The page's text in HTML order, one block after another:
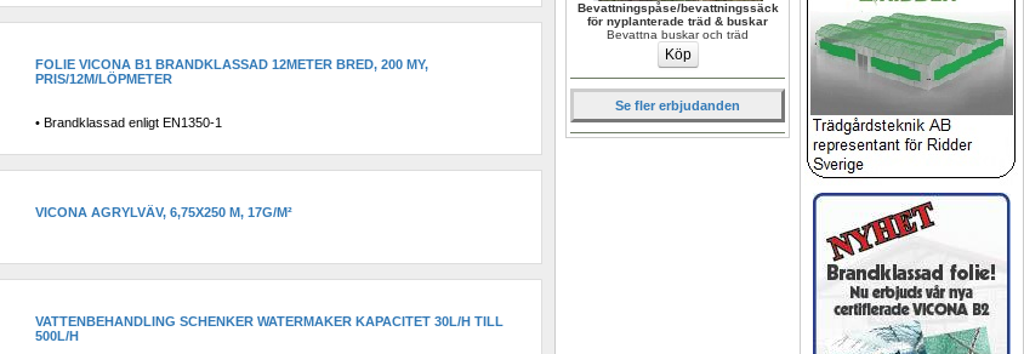
Bevattningspåse/bevattningssäck
för nyplanterade träd & buskar
Bevattna buskar och träd
Se fler erbjudanden
FOLIE VICONA B1 BRANDKLASSAD 12METER BRED, 200 MY,
PRIS/12M/LÖPMETER
• Brandklassad enligt EN1350-1
VICONA AGRYLVÄV, 6,75X250 M, 17G/M²
VATTENBEHANDLING SCHENKER WATERMAKER KAPACITET 30L/H TILL
500L/H